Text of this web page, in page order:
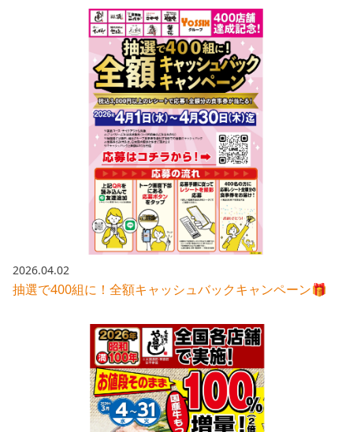
2026.04.02
抽選で400組に！全額キャッシュバックキャンペーン🎁